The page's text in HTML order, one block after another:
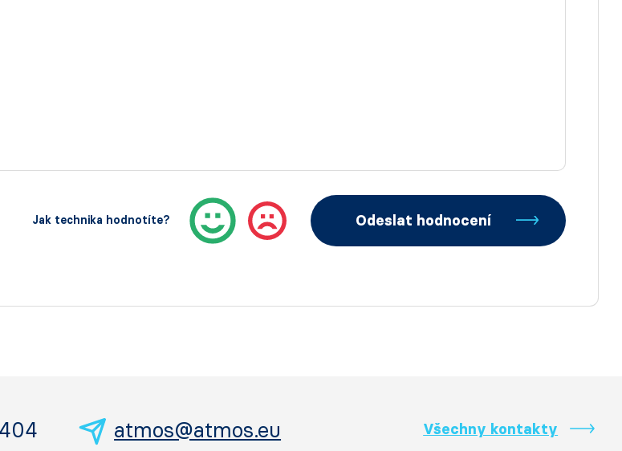
Jak technika hodnotíte? Odeslat hodnocení
atmos@atmos.eu Všechny kontakty